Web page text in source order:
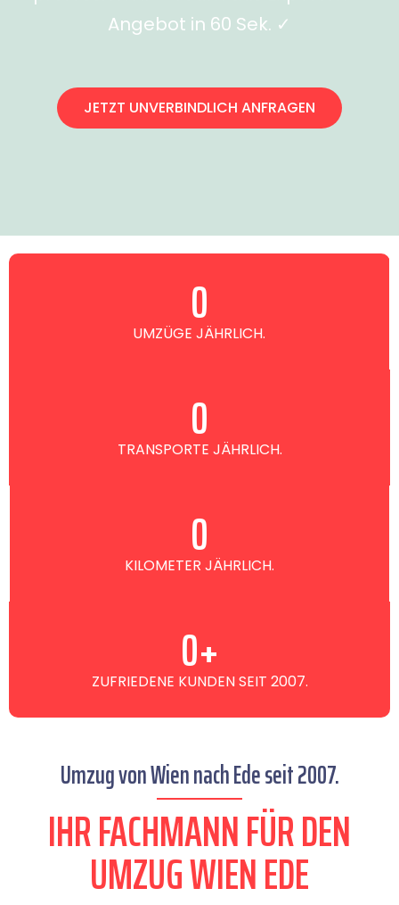
Angebot in 60 Sek. ✓
JETZT UNVERBINDLICH ANFRAGEN
UMZÜGE JÄHRLICH.
0
TRANSPORTE JÄHRLICH.
0
KILOMETER JÄHRLICH.
0
ZUFRIEDENE KUNDEN SEIT 2007.
0+
Umzug von Wien nach Ede seit 2007.
IHR FACHMANN FÜR DEN
UMZUG WIEN EDE